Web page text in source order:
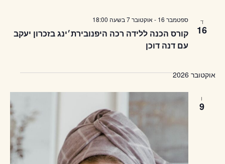
ד
16
קורס הכנה ללידה רכה היפנובירת׳ינג בזכרון יעקב
עם דנה דוכן
ספטמבר 16 - אוקטובר 7 בשעה 18:00
אוקטובר 2026
ו
9